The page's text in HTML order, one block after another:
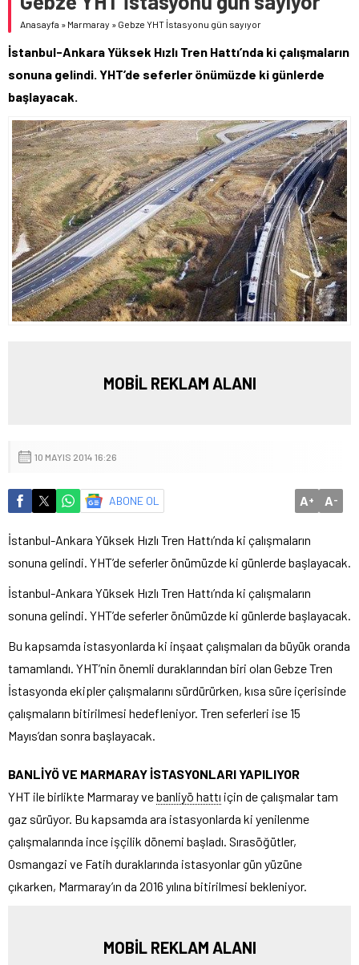
Anasayfa » Marmaray » Gebze YHT İstasyonu gün sayıyor
İstanbul-Ankara Yüksek Hızlı Tren Hattı’nda ki çalışmaların
sonuna gelindi. YHT’de seferler önümüzde ki günlerde
başlayacak.
MOBİL REKLAM ALANI
10 MAYIS 2014 16:26
ABONE OL A+ A-
İstanbul-Ankara Yüksek Hızlı Tren Hattı’nda ki çalışmaların
sonuna gelindi. YHT’de seferler önümüzde ki günlerde başlayacak.
İstanbul-Ankara Yüksek Hızlı Tren Hattı’nda ki çalışmaların
sonuna gelindi. YHT’de seferler önümüzde ki günlerde başlayacak.
Bu kapsamda istasyonlarda ki inşaat çalışmaları da büyük oranda
tamamlandı. YHT’nin önemli duraklarından biri olan Gebze Tren
İstasyonda ekipler çalışmalarını sürdürürken, kısa süre içerisinde
çalışmaların bitirilmesi hedefleniyor. Tren seferleri ise 15
Mayıs’dan sonra başlayacak.
BANLİYÖ VE MARMARAY İSTASYONLARI YAPILIYOR
YHT ile birlikte Marmaray vebanliyö hattı için de çalışmalar tam
gaz sürüyor. Bu kapsamda ara istasyonlarda ki yenilenme
çalışmalarında ince işçilik dönemi başladı. Sırasöğütler,
Osmangazi ve Fatih duraklarında istasyonlar gün yüzüne
çıkarken, Marmaray’ın da 2016 yılına bitirilmesi bekleniyor.
MOBİL REKLAM ALANI